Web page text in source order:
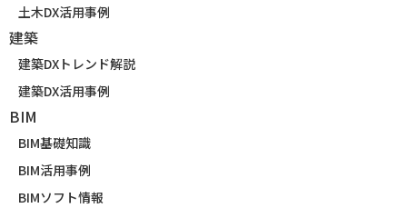
土木DX活用事例
建築
建築DXトレンド解説
建築DX活用事例
BIM
BIM基礎知識
BIM活用事例
BIMソフト情報